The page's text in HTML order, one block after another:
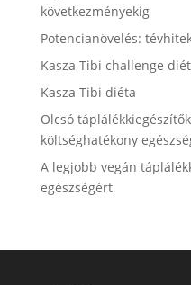
következményekig
Potencianövelés:
Kasza Tibi challenge
Kasza Tibi diéta
Olcsó
költséghatékony
A legjobb vegán
egészségért